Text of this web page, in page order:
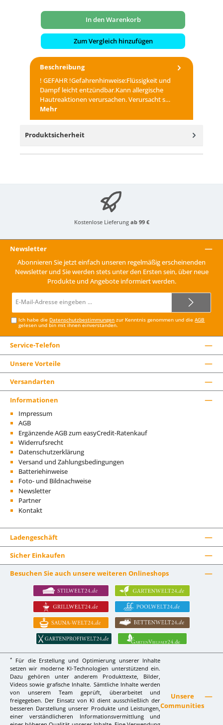
In den Warenkorb
Zum Vergleich hinzufügen
Beschreibung
! GEFAHR !Gefahrenhinweise:Flüssigkeit und
Dampf leicht entzündbar.Kann allergische
Hautreaktionen verursachen. Verursacht s…
Mehr
Produktsicherheit
Kostenlose Lieferung ab 99 €
Newsletter
Abonnieren Sie jetzt einfach unseren regelmäßig erscheinenden
Newsletter und Sie werden stets unter den Ersten sein, über neue
Produkte und Angebote informiert werden.
Mail-
Ich habe die Datenschutzbestimmungen zur Kenntnis genommen und dieAGB
gelesen und bin mit ihnen einverstanden.
Service-Telefon
Unsere Vorteile
Versandarten
Informationen
Impressum
AGB
Ergänzende AGB zum easyCredit-Ratenkauf
Widerrufsrecht
Datenschutzerklärung
Versand und Zahlungsbedingungen
Batteriehinweise
Foto- und Bildnachweise
Newsletter
Partner
Kontakt
Ladengeschäft
Sicher Einkaufen
Besuchen Sie auch unsere weiteren Onlineshops
*
Für die Erstellung und Optimierung unserer Inhalte
setzen wir moderne KI-Technologien unterstützend ein.
Dazu gehören unter anderem Produkttexte, Bilder,
Videos sowie grafische Inhalte. Sämtliche Inhalte werden
von unserem Team geprüft, überarbeitet und
freigegeben. Der Einsatz von KI dient ausschließlich der
besseren Darstellung unserer Produkte und Leistungen,
einer verständlicheren Informationsvermittlung und
Unsere
Communities